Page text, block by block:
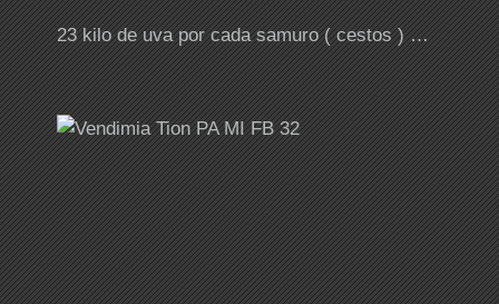
23 kilo de uva por cada samuro ( cestos ) …